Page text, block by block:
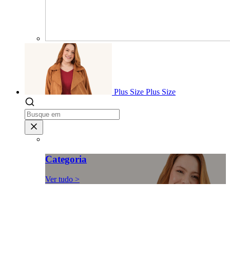
Plus Size Plus Size
Categoria
Ver tudo >